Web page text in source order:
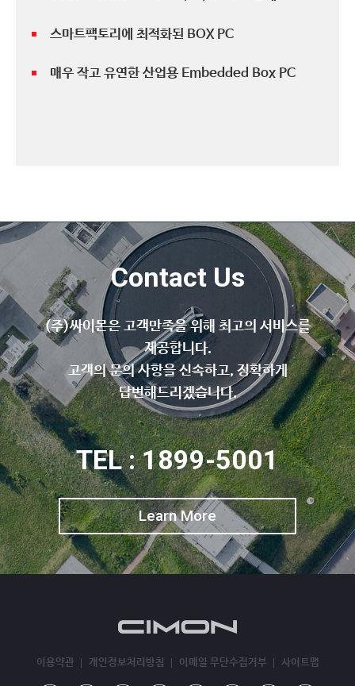
스마트팩토리에 최적화된 BOX PC
매우 작고 유연한 산업용 Embedded Box PC
Contact Us
(주)싸이몬은 고객만족을 위해 최고의 서비스를
제공합니다.
고객의 문의 사항을 신속하고, 정확하게
답변해드리겠습니다.
TEL : 1899-5001
Learn More
이용약관 개인정보처리방침 이메일 무단수집거부 사이트맵